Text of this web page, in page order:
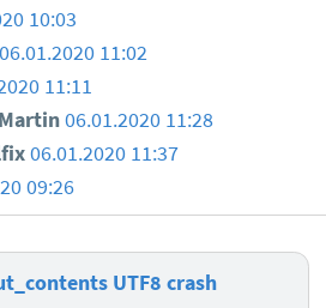
10:03
06.01.2020 11:02
11:11
06.01.2020 11:28
06.01.2020 11:37
09:26
UTF8 crash